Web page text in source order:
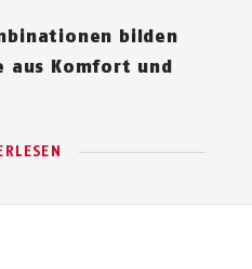
bilden
aus Komfort und